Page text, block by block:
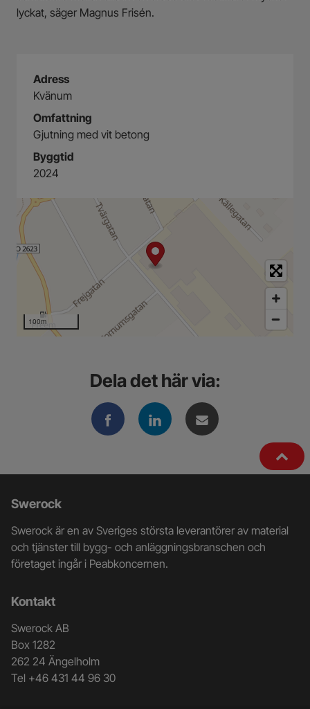
lyckat, säger Magnus Frisén.
Adress
Kvänum
Omfattning
Gjutning med vit betong
Byggtid
2024
100m
Dela det här via:
Ytterligare
information
och
kontaktuppgifter
Swerock
Swerock är en av Sveriges största leverantörer av material
och tjänster till bygg- och anläggningsbranschen och
företaget ingår i Peabkoncernen.
Kontakt
Swerock AB
Box 1282
262 24 Ängelholm
Tel +46 431 44 96 30